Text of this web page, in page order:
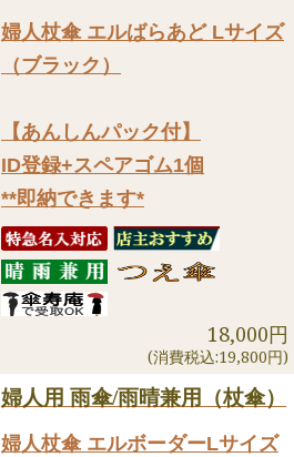
婦人杖傘 エルばらあど Lサイズ
（ブラック）
【あんしんパック付】
ID登録+スペアゴム1個
**即納できます*
18,000円
(消費税込:19,800円)
婦人用 雨傘/雨晴兼用（杖傘）
婦人杖傘 エルボーダーLサイズ